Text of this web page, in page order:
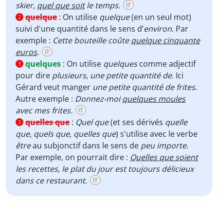
skier, quel que soitle temps. IT
2 quelque : On utilise quelque(en un seul mot)
suivi d'une quantité dans le sens d’environ. Par
exemple : Cette bouteille coûtequelque cinquante
euros. IT
3 quelques : On utilise quelquescomme adjectif
pour dire plusieurs, une petite quantité de. Ici
Gérard veut manger une petite quantité de frites.
Autre exemple : Donnez-moiquelques moules
avec mes frites.
IT
3 quelles que : Quel que(et ses dérivés quelle
que, quels que, quelles que) s'utilise avec le verbe
êtreau subjonctif dans le sens de peu importe.
Par exemple, on pourrait dire : Quelles que soient
les recettes, le plat du jour est toujours délicieux
dans ce restaurant.
IT